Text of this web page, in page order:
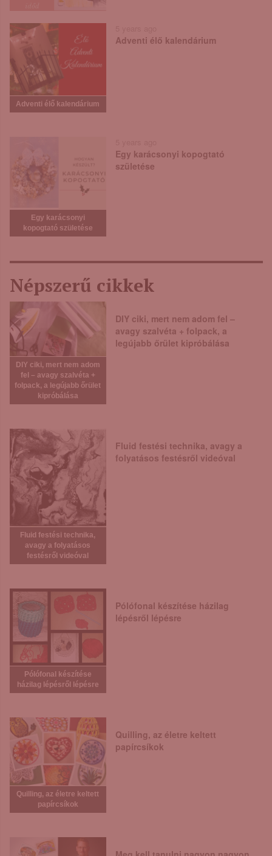
Adventi élő kalendárium
Adventi élő kalendárium
Egy karácsonyi
kopogtató születése
Egy karácsonyi kopogtató
születése
Népszerű cikkek
DIY ciki, mert nem adom
fel – avagy szalvéta +
folpack, a legújabb őrület
kipróbálása
DIY ciki, mert nem adom fel –
avagy szalvéta + folpack, a
legújabb őrület kipróbálása
Fluid festési technika,
avagy a folyatásos
festésről videóval
Fluid festési technika, avagy a
folyatásos festésről videóval
Pólófonal készítése
házilag lépésről lépésre
Pólófonal készítése házilag
lépésről lépésre
Quilling, az életre keltett
papírcsíkok
Quilling, az életre keltett
papírcsíkok